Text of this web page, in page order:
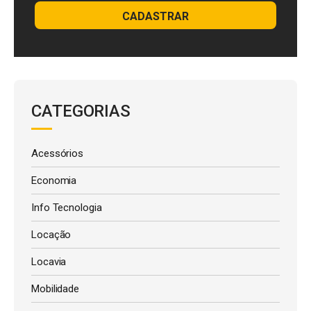
CADASTRAR
CATEGORIAS
Acessórios
Economia
Info Tecnologia
Locação
Locavia
Mobilidade